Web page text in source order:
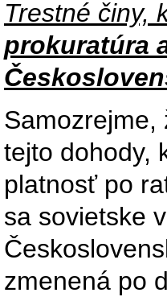
Trestné činy,
prokuratúra
tejto dohody,
platnosť po
sa sovietske
zmenená po